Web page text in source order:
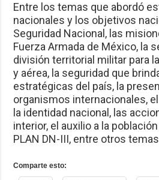
Entre los temas que abordó
nacionales y los objetivos
Seguridad Nacional, las
Fuerza Armada de México, la
división territorial militar para
y aérea, la seguridad que
estratégicas del país, la
organismos internacionales,
la identidad nacional, las
interior, el auxilio a la
PLAN DN-III, entre otros
Comparte esto: